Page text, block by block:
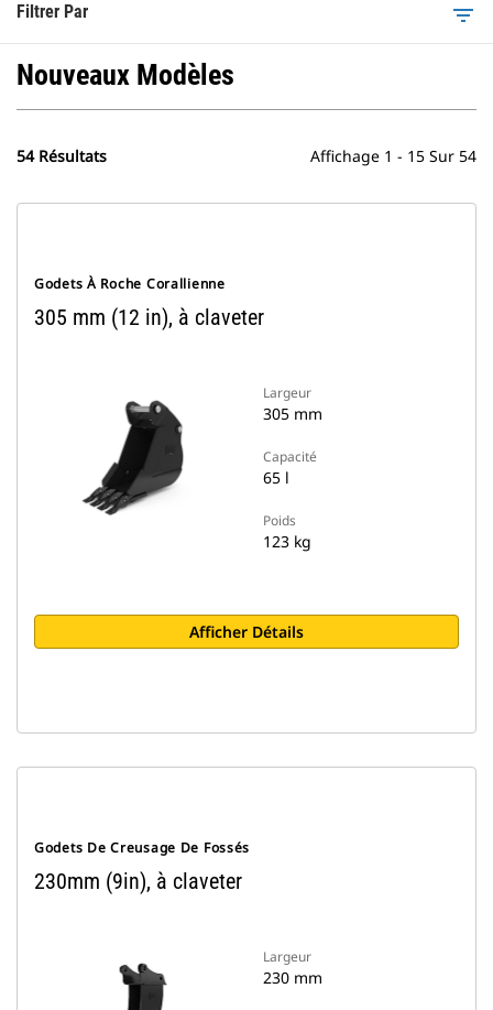
Filtrer Par filter_list
Nouveaux Modèles
54 Résultats Affichage 1 - 15 Sur 54
Godets À Roche Corallienne
305 mm (12 in), à claveter
Largeur
305 mm
Capacité
65 l
Poids
123 kg
Afficher Détails
Godets De Creusage De Fossés
230mm (9in), à claveter
Largeur
230 mm